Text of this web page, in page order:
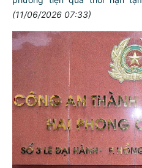
(11/06/2026 07:33)